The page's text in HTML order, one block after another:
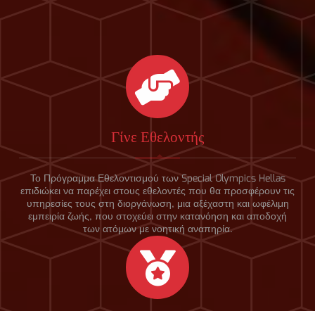
Γίνε Εθελοντής
Το Πρόγραμμα Εθελοντισμού των Special Olympics Hellas
επιδιώκει να παρέχει στους εθελοντές που θα προσφέρουν τις
υπηρεσίες τους στη διοργάνωση, μια αξέχαστη και ωφέλιμη
εμπειρία ζωής, που στοχεύει στην κατανόηση και αποδοχή
των ατόμων με νοητική αναπηρία.